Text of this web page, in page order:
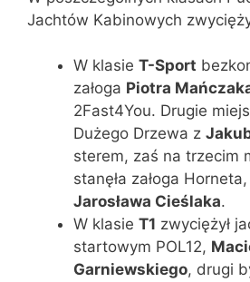
Jachtów Kabinowych
W klasie T-Sport
załoga Piotra
2Fast4You. Drugie
Dużego Drzewa z
sterem, zaś na trzecim
stanęła załoga
Jarosława Cieślaka.
W klasie T1 zwyciężył
startowym POL12,
Garniewskiego, drugi